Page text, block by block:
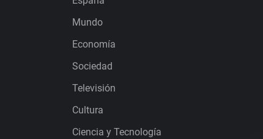
Mundo
Economía
Sociedad
Televisión
Cultura
Ciencia y Tecnología